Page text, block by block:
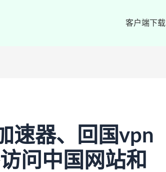
客户端下载
速器、回国vpn
问中国网站和